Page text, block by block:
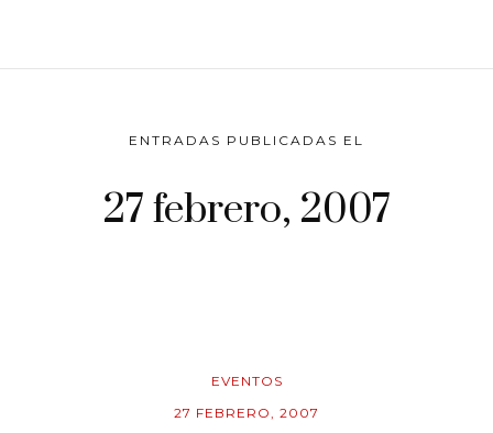
ENTRADAS PUBLICADAS EL
27 febrero, 2007
EVENTOS
27 FEBRERO, 2007